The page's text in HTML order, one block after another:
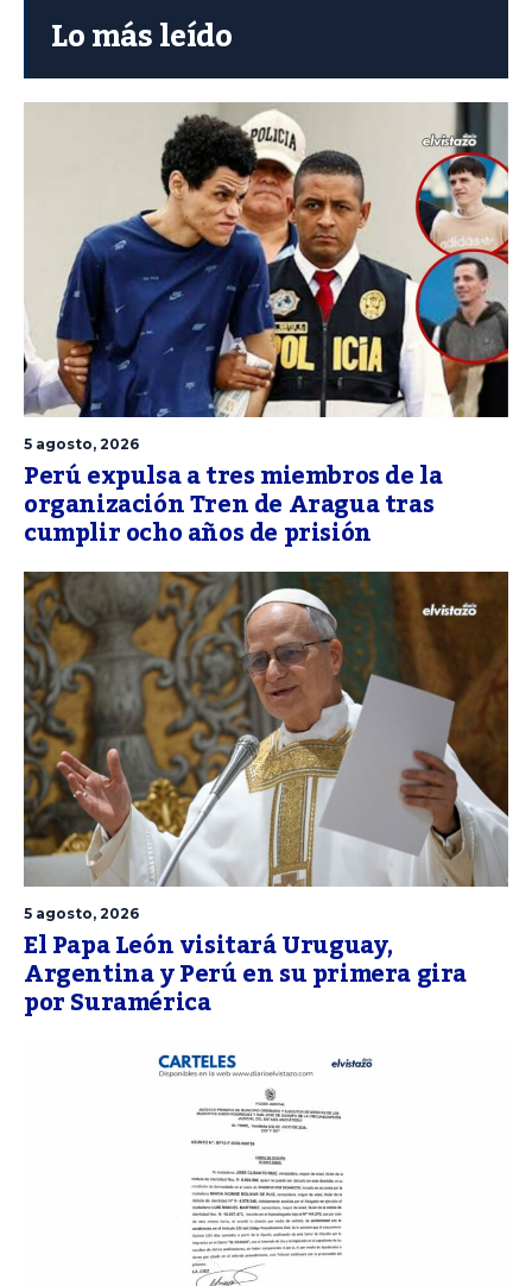
Lo más leído
5 agosto, 2026
Perú expulsa a tres miembros de la
organización Tren de Aragua tras
cumplir ocho años de prisión
5 agosto, 2026
El Papa León visitará Uruguay,
Argentina y Perú en su primera gira
por Suramérica